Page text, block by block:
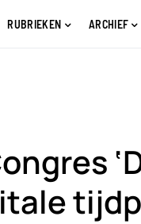
RUBRIEKEN ARCHIEF